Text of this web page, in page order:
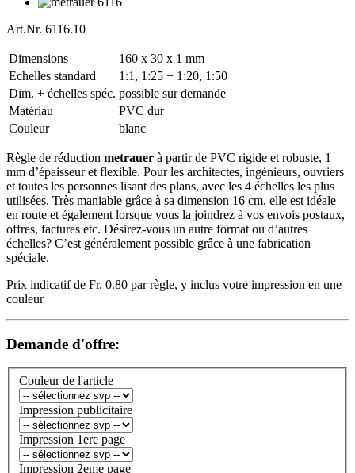
Art.Nr. 6116.10
Dimensions
160 x 30 x 1 mm
Echelles standard
1:1, 1:25 + 1:20, 1:50
Dim. + échelles spéc. possible sur demande
Matériau
PVC dur
Couleur
blanc
Règle de réduction metrauer à partir de PVC rigide et robuste, 1
mm d’épaisseur et flexible. Pour les architectes, ingénieurs, ouvriers
et toutes les personnes lisant des plans, avec les 4 échelles les plus
utilisées. Très maniable grâce à sa dimension 16 cm, elle est idéale
en route et également lorsque vous la joindrez à vos envois postaux,
offres, factures etc. Désirez-vous un autre format ou d’autres
échelles? C’est généralement possible grâce à une fabrication
spéciale.
Prix indicatif de Fr. 0.80 par règle, y inclus votre impression en une
couleur
Demande d'offre:
Couleur de l'article
Impression publicitaire
Impression 1ere page
Impression 2eme page